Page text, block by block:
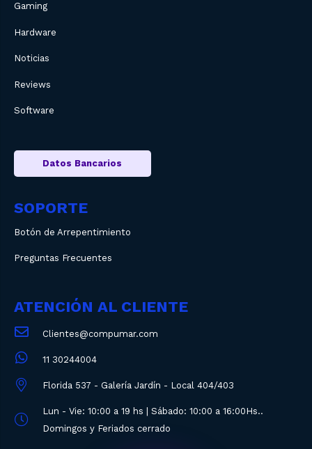
Gaming
Hardware
Noticias
Reviews
Software
Datos Bancarios
SOPORTE
Botón de Arrepentimiento
Preguntas Frecuentes
ATENCIÓN AL CLIENTE
Clientes@compumar.com
11 30244004
Florida 537 - Galería Jardín - Local 404/403
Lun - Vie: 10:00 a 19 hs | Sábado: 10:00 a 16:00Hs..
Domingos y Feriados cerrado